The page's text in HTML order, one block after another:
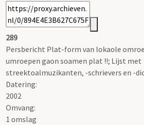
289
Persbericht Plat-form van lokaole
umroepen gaon soamen plat !!; Lijst met
streektoalmuzikanten, -schrievers en -
Datering:
2002
Omvang:
1 omslag